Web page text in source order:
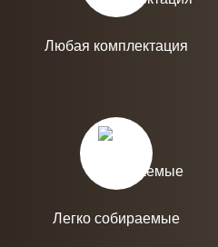
Любая комплектация
Легко собираемые